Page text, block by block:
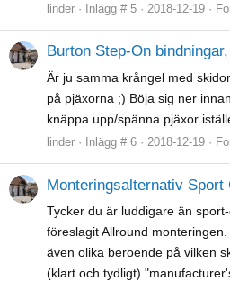
linder Inlägg # 5 2018-12-19
Burton Step-On
Är ju samma krångel med
på pjäxorna ;) Böja sig ner
knäppa upp/spänna pjäxor
linder Inlägg # 6 2018-12-19
Monteringsalternativ Sport
Tycker du är luddigare än
föreslagit Allround
även olika beroende på vilken
(klart och tydligt)